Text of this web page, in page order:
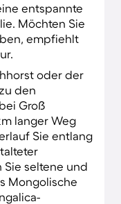
entspannte
Möchten Sie
empfiehlt
oder der
den
Groß
langer Weg
Sie entlang
seltene und
Mongolische